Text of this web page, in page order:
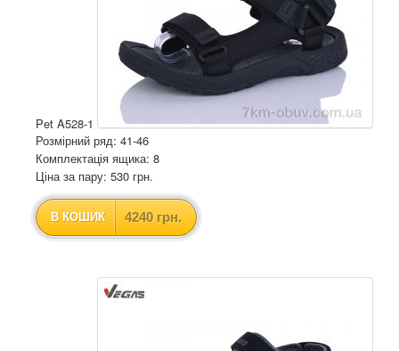
Pet A528-1
Розмірний ряд: 41-46
Комплектація ящика: 8
Ціна за пару: 530 грн.
В КОШИК 4240 грн.